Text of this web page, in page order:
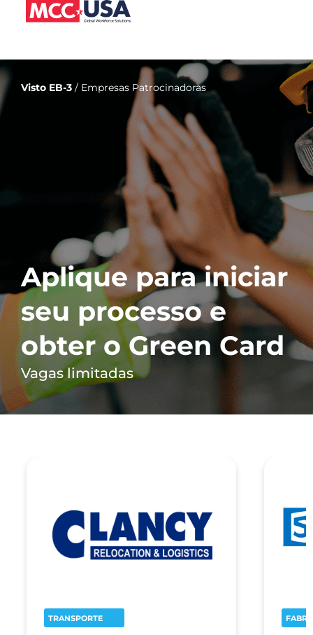
Visto EB-3 / Empresas Patrocinadoras
Aplique para iniciar
seu processo e
obter o Green Card
Vagas limitadas
TRANSPORTE